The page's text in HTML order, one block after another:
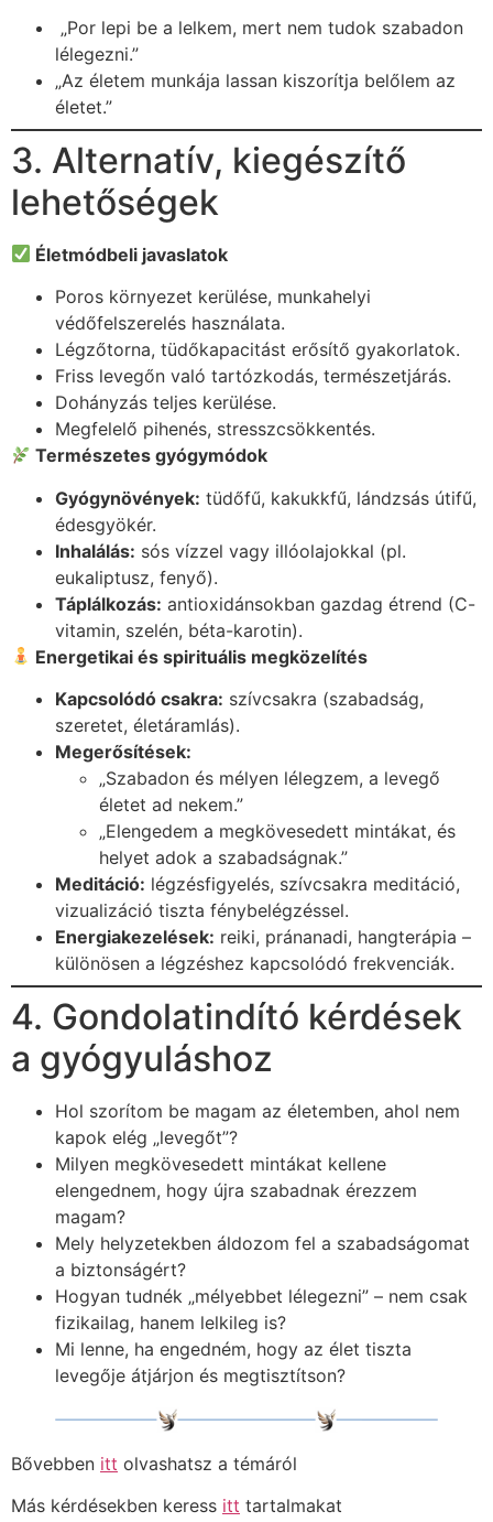
„Por lepi be a lelkem, mert nem tudok szabadon
lélegezni.”
„Az életem munkája lassan kiszorítja belőlem az
életet.”
3. Alternatív, kiegészítő
lehetőségek
Életmódbeli javaslatok
Poros környezet kerülése, munkahelyi
védőfelszerelés használata.
Légzőtorna, tüdőkapacitást erősítő gyakorlatok.
Friss levegőn való tartózkodás, természetjárás.
Dohányzás teljes kerülése.
Megfelelő pihenés, stresszcsökkentés.
Természetes gyógymódok
Gyógynövények: tüdőfű, kakukkfű, lándzsás útifű,
édesgyökér.
Inhalálás: sós vízzel vagy illóolajokkal (pl.
eukaliptusz, fenyő).
Táplálkozás: antioxidánsokban gazdag étrend (C-
vitamin, szelén, béta-karotin).
Energetikai és spirituális megközelítés
Kapcsolódó csakra: szívcsakra (szabadság,
szeretet, életáramlás).
Megerősítések:
„Szabadon és mélyen lélegzem, a levegő
életet ad nekem.”
„Elengedem a megkövesedett mintákat, és
helyet adok a szabadságnak.”
Meditáció: légzésfigyelés, szívcsakra meditáció,
vizualizáció tiszta fénybelégzéssel.
Energiakezelések: reiki, pránanadi, hangterápia –
különösen a légzéshez kapcsolódó frekvenciák.
4. Gondolatindító kérdések
a gyógyuláshoz
Hol szorítom be magam az életemben, ahol nem
kapok elég „levegőt”?
Milyen megkövesedett mintákat kellene
elengednem, hogy újra szabadnak érezzem
magam?
Mely helyzetekben áldozom fel a szabadságomat
a biztonságért?
Hogyan tudnék „mélyebbet lélegezni” – nem csak
fizikailag, hanem lelkileg is?
Mi lenne, ha engedném, hogy az élet tiszta
levegője átjárjon és megtisztítson?
Bővebben itt olvashatsz a témáról
Más kérdésekben keress itt tartalmakat